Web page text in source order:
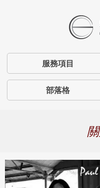
服務項目
部落格